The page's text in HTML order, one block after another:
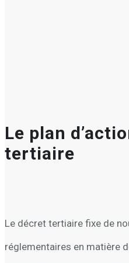
Le plan
tertiaire
Le décret tertiaire fixe de
réglementaires en matière